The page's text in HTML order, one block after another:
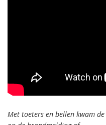
Met toeters en bellen kwam